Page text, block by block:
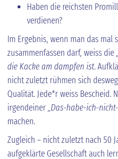
Haben die reichsten
verdienen?
Im Ergebnis, wenn man das mal
zusammenfassen darf, weiss die
die Kacke am dampfen ist.
nicht zuletzt rühmen sich
Qualität. Jede*r weiss Bescheid.
irgendeiner „Das-habe-ich-
machen.
Zugleich – nicht zuletzt nach 50
aufgeklärte Gesellschaft auch